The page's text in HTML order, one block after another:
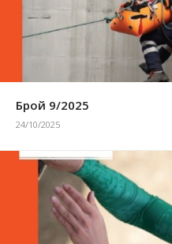
Брой 9/2025
24/10/2025